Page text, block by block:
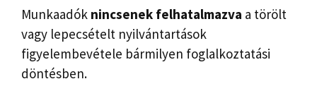
Munkaadók nincsenek felhatalmazva a törölt
vagy lepecsételt nyilvántartások
figyelembevétele bármilyen foglalkoztatási
döntésben.